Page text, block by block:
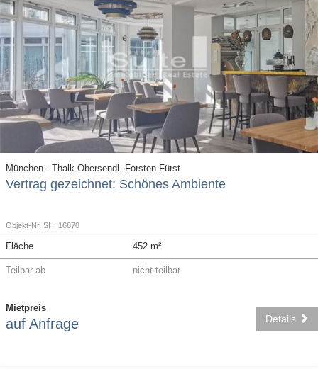
München · Thalk.Obersendl.-Forsten-Fürst
Vertrag gezeichnet: Schönes Ambiente
Objekt-Nr. SHI 16870
Fläche 452 m²
Teilbar ab nicht teilbar
Mietpreis
auf Anfrage Details